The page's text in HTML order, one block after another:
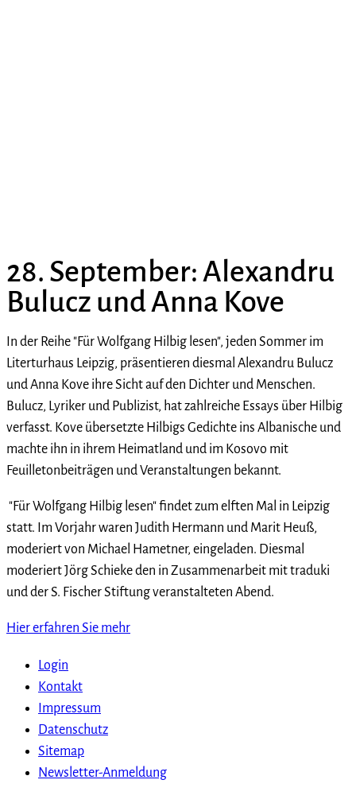
28. September: Alexandru
Bulucz und Anna Kove
In der Reihe "Für Wolfgang Hilbig lesen", jeden Sommer im
Literturhaus Leipzig, präsentieren diesmal Alexandru Bulucz
und Anna Kove ihre Sicht auf den Dichter und Menschen.
Bulucz, Lyriker und Publizist, hat zahlreiche Essays über Hilbig
verfasst. Kove übersetzte Hilbigs Gedichte ins Albanische und
machte ihn in ihrem Heimatland und im Kosovo mit
Feuilletonbeiträgen und Veranstaltungen bekannt.
"Für Wolfgang Hilbig lesen" findet zum elften Mal in Leipzig
statt. Im Vorjahr waren Judith Hermann und Marit Heuß,
moderiert von Michael Hametner, eingeladen. Diesmal
moderiert Jörg Schieke den in Zusammenarbeit mit traduki
und der S. Fischer Stiftung veranstalteten Abend.
Hier erfahren Sie mehr
Login
Kontakt
Impressum
Datenschutz
Sitemap
Newsletter-Anmeldung